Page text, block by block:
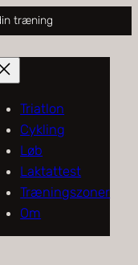
træning
Triatlon
Cykling
Løb
Laktattest
Træningszoner
Om